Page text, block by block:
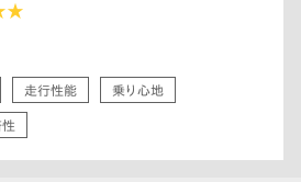
走行性能 乗り心地